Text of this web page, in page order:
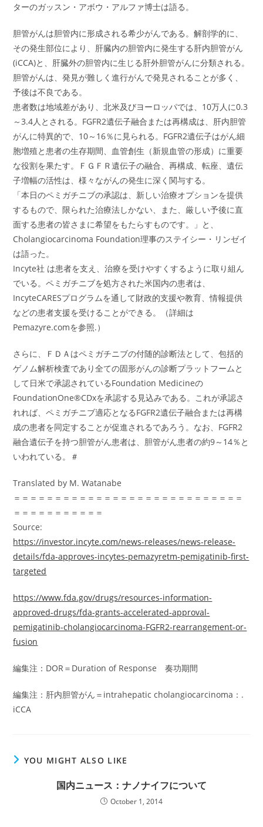
ターのガッスン・アボウ・アルファ博士は語る。
胆管がんは胆管内に形成される希少がんである。解剖学的に、
その発生部位により、肝臓内の胆管内に発生する肝内胆管がん
(iCCA)と、肝臓外の胆管内に生じる肝外胆管がんに分類される。
胆管がんは、発見が難しく進行がんで発見されることが多く、
予後は不良である。
患者数は地域差があり、北米及びヨーロッパでは、10万人に0.3
～3.4人とされる。FGFR2遺伝子融合または再構成は、肝内胆管
がんに特異的で、10～16％に見られる。FGFR2遺伝子はがん細
胞増殖と患者の生存期間、血管創生（新規血管の形成）に重要
な役割を果たす。ＦＧＦＲ遺伝子の融合、再構成、転座、遺伝
子増幅の活性は、様々ながんの発生に深く関与する。
「本日のペミガチニブの承認は、新しい治療オプションを提供
するもので、限られた治療法しかない、また、厳しい予後に直
面する患者の皆さまに希望をもたらすものです。」と、
Cholangiocarcinoma Foundation理事のステイシー・リンゼイ
は語った。
Incyte社 は患者を支え、治療を受けやすくするように取り組ん
でいる。ペミガチニブを処方された米国内の患者は、
IncyteCARESプログラムを通して財政的支援や教育、情報提供
などの患者支援を受けることができる。（詳細は
Pemazyre.comを参照.）
さらに、ＦＤＡはペミガチニブの付随的診断法として、包括的
ゲノム解析検査であり全ての固形がんの診断プラットフームと
して日米で承認されているFoundation Medicineの
FoundationOne®CDxを承認する見込みである。これが承認さ
れれば、ペミガチニブ適応となるFGFR2遺伝子融合または再構
成の患者を同定することが促進されるであろう。なお、FGFR2
融合遺伝子を持つ胆管がん患者は、胆管がん患者の約9～14％と
いわれている。＃
Translated by M. Watanabe
＝＝＝＝＝＝＝＝＝＝＝＝＝＝＝＝＝＝＝＝＝＝＝＝＝＝＝＝
＝＝＝＝＝＝＝＝＝＝＝
Source:
https://investor.incyte.com/news-releases/news-release-
details/fda-approves-incytes-pemazyretm-pemigatinib-first-
targeted
https://www.fda.gov/drugs/resources-information-
approved-drugs/fda-grants-accelerated-approval-
pemigatinib-cholangiocarcinoma-FGFR2-rearrangement-or-
fusion
編集注：DOR＝Duration of Response 奏功期間
編集注：肝内胆管がん＝intrahepatic cholangiocarcinoma：.
iCCA
YOU MIGHT ALSO LIKE
国内ニュース：ナノナイフについて
October 1, 2014